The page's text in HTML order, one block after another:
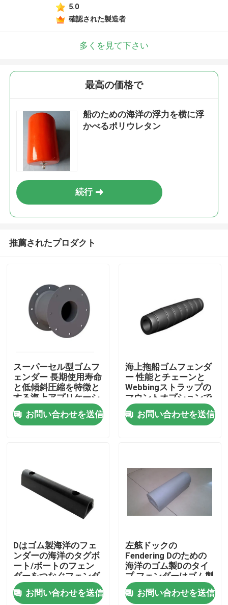
ホーム
企業情報
品質管理
お問い合わせ
5.0
確認された製造者
多くを見て下さい
最高の価格で
船のための海洋の浮力を横に浮
かべるポリウレタン
続行
推薦されたプロダクト
スーパーセル型ゴムフ
ェンダー 長期使用寿命
と低傾斜圧縮を特徴と
する海上アプリケーシ
ョン
お問い合わせを送信
海上拖船ゴムフェンダ
ー 性能とチェーンと
Webbingストラップの
マウントオプションで
簡単にインストール
お問い合わせを送信
Dはゴム製海洋のフェ
ンダーの海洋のタグボ
ート/ボートのフェン
ダーをつなぐフェンダ
ーを形づける
お問い合わせを送信
左舷ドックの
Fendering Dのための
海洋のゴム製Dのタイ
プ フェンダーはゴム製
フェンダーを形づける
お問い合わせを送信